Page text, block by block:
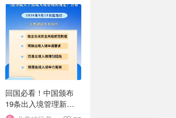
回国必看！中国颁布
19条出入境管理新
规，9月15日实施